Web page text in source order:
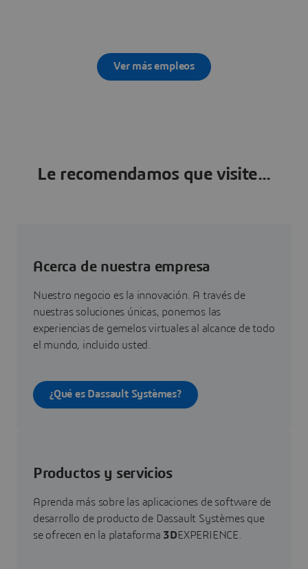
Ver más empleos
Le recomendamos que visite...
Acerca de nuestra empresa
Nuestro negocio es la innovación. A través de
nuestras soluciones únicas, ponemos las
experiencias de gemelos virtuales al alcance de todo
el mundo, incluido usted.
¿Qué es Dassault Systèmes?
Productos y servicios
Aprenda más sobre las aplicaciones de software de
desarrollo de producto de Dassault Systèmes que
se ofrecen en la plataforma 3DEXPERIENCE.